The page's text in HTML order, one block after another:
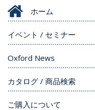
ホーム
イベント / セミナー
Oxford News
カタログ / 商品検索
ご購入について